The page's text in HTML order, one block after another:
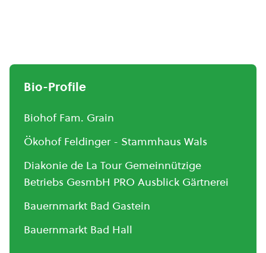
Bio-Profile
Biohof Fam. Grain
Ökohof Feldinger - Stammhaus Wals
Diakonie de La Tour Gemeinnützige
Betriebs GesmbH PRO Ausblick Gärtnerei
Bauernmarkt Bad Gastein
Bauernmarkt Bad Hall